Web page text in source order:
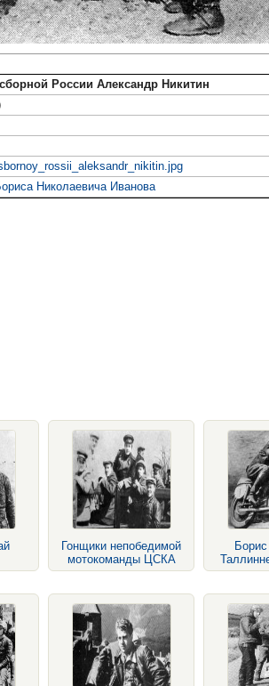
России Александр Никитин
Николаевича Иванова
Гонщики непобедимой
мотокоманды ЦСКА